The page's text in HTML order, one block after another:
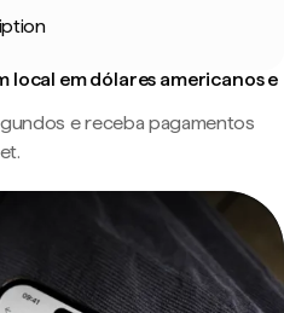
local em dólares americanos e
e receba pagamentos